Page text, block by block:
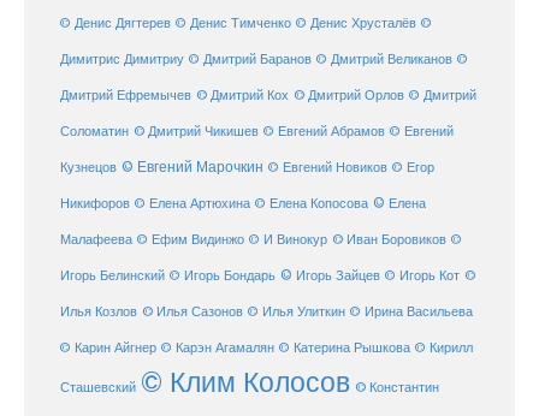
© Денис Дягтерев © Денис Тимченко © Денис Хрусталёв ©
Димитрис Димитриу © Дмитрий Баранов © Дмитрий Великанов ©
Дмитрий Ефремычев © Дмитрий Кох © Дмитрий Орлов © Дмитрий
Соломатин © Дмитрий Чикишев © Евгений Абрамов © Евгений
Кузнецов © Евгений Марочкин © Евгений Новиков © Егор
Никифоров © Елена Артюхина © Елена Копосова © Елена
Малафеева © Ефим Видинжо © И Винокур © Иван Боровиков ©
Игорь Белинский © Игорь Бондарь © Игорь Зайцев © Игорь Кот ©
Илья Козлов © Илья Сазонов © Илья Улиткин © Ирина Васильева
© Карин Айгнер © Карэн Агамалян © Катерина Рышкова © Кирилл
Сташевский © Клим Колосов © Константин